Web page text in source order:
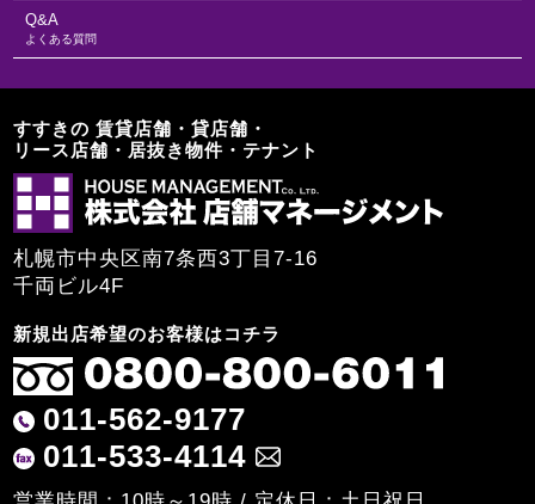
よくある質問
Q&A
すすきの 賃貸店舗・貸店舗・
リース店舗・居抜き物件・テナント
札幌市中央区南7条西3丁目7-16
千両ビル4F
新規出店希望のお客様はコチラ
011-562-9177
011-533-4114